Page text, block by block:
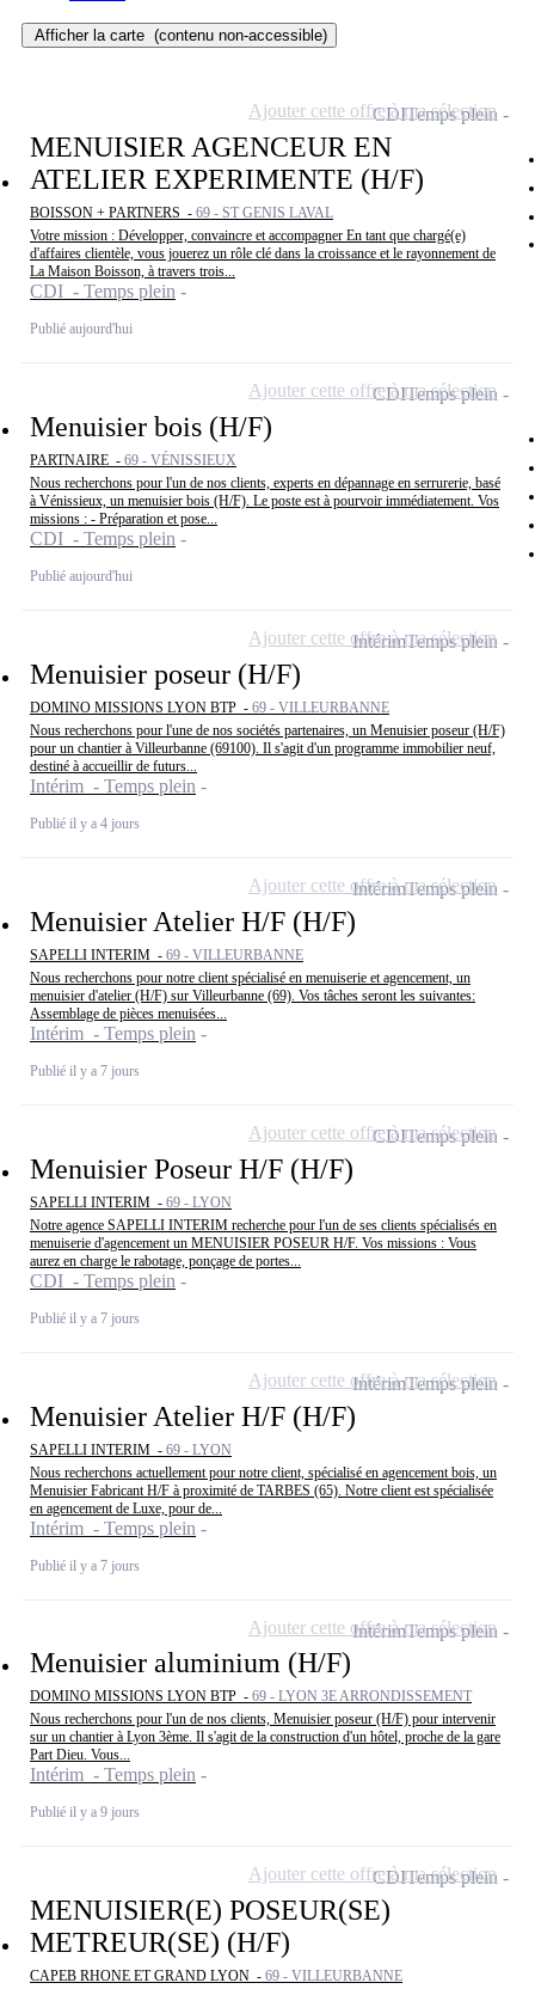
Afficher la carte (contenu non-accessible)
MENUISIER AGENCEUR EN
ATELIER EXPERIMENTE (H/F)
BOISSON + PARTNERS - 69 - ST GENIS LAVAL
Votre mission : Développer, convaincre et accompagner En tant que chargé(e)
d'affaires clientèle, vous jouerez un rôle clé dans la croissance et le rayonnement de
La Maison Boisson, à travers trois...
CDI - Temps plein
Publié aujourd'hui
CDITemps plein
Ajouter cette offre à ma sélection
Menuisier bois (H/F)
PARTNAIRE - 69 - VÉNISSIEUX
Nous recherchons pour l'un de nos clients, experts en dépannage en serrurerie, basé
à Vénissieux, un menuisier bois (H/F). Le poste est à pourvoir immédiatement. Vos
missions : - Préparation et pose...
CDI - Temps plein
Publié aujourd'hui
CDITemps plein
Ajouter cette offre à ma sélection
Menuisier poseur (H/F)
DOMINO MISSIONS LYON BTP - 69 - VILLEURBANNE
Nous recherchons pour l'une de nos sociétés partenaires, un Menuisier poseur (H/F)
pour un chantier à Villeurbanne (69100). Il s'agit d'un programme immobilier neuf,
destiné à accueillir de futurs...
Intérim - Temps plein
Publié il y a 4 jours
IntérimTemps plein
Ajouter cette offre à ma sélection
Menuisier Atelier H/F (H/F)
SAPELLI INTERIM - 69 - VILLEURBANNE
Nous recherchons pour notre client spécialisé en menuiserie et agencement, un
menuisier d'atelier (H/F) sur Villeurbanne (69). Vos tâches seront les suivantes:
Assemblage de pièces menuisées...
Intérim - Temps plein
Publié il y a 7 jours
IntérimTemps plein
Ajouter cette offre à ma sélection
Menuisier Poseur H/F (H/F)
SAPELLI INTERIM - 69 - LYON
Notre agence SAPELLI INTERIM recherche pour l'un de ses clients spécialisés en
menuiserie d'agencement un MENUISIER POSEUR H/F. Vos missions : Vous
aurez en charge le rabotage, ponçage de portes...
CDI - Temps plein
Publié il y a 7 jours
CDITemps plein
Ajouter cette offre à ma sélection
Menuisier Atelier H/F (H/F)
SAPELLI INTERIM - 69 - LYON
Nous recherchons actuellement pour notre client, spécialisé en agencement bois, un
Menuisier Fabricant H/F à proximité de TARBES (65). Notre client est spécialisée
en agencement de Luxe, pour de...
Intérim - Temps plein
Publié il y a 7 jours
IntérimTemps plein
Ajouter cette offre à ma sélection
Menuisier aluminium (H/F)
DOMINO MISSIONS LYON BTP - 69 - LYON 3E ARRONDISSEMENT
Nous recherchons pour l'un de nos clients, Menuisier poseur (H/F) pour intervenir
sur un chantier à Lyon 3ème. Il s'agit de la construction d'un hôtel, proche de la gare
Part Dieu. Vous...
Intérim - Temps plein
Publié il y a 9 jours
IntérimTemps plein
Ajouter cette offre à ma sélection
MENUISIER(E) POSEUR(SE)
METREUR(SE) (H/F)
CAPEB RHONE ET GRAND LYON - 69 - VILLEURBANNE
CDITemps plein
Ajouter cette offre à ma sélection